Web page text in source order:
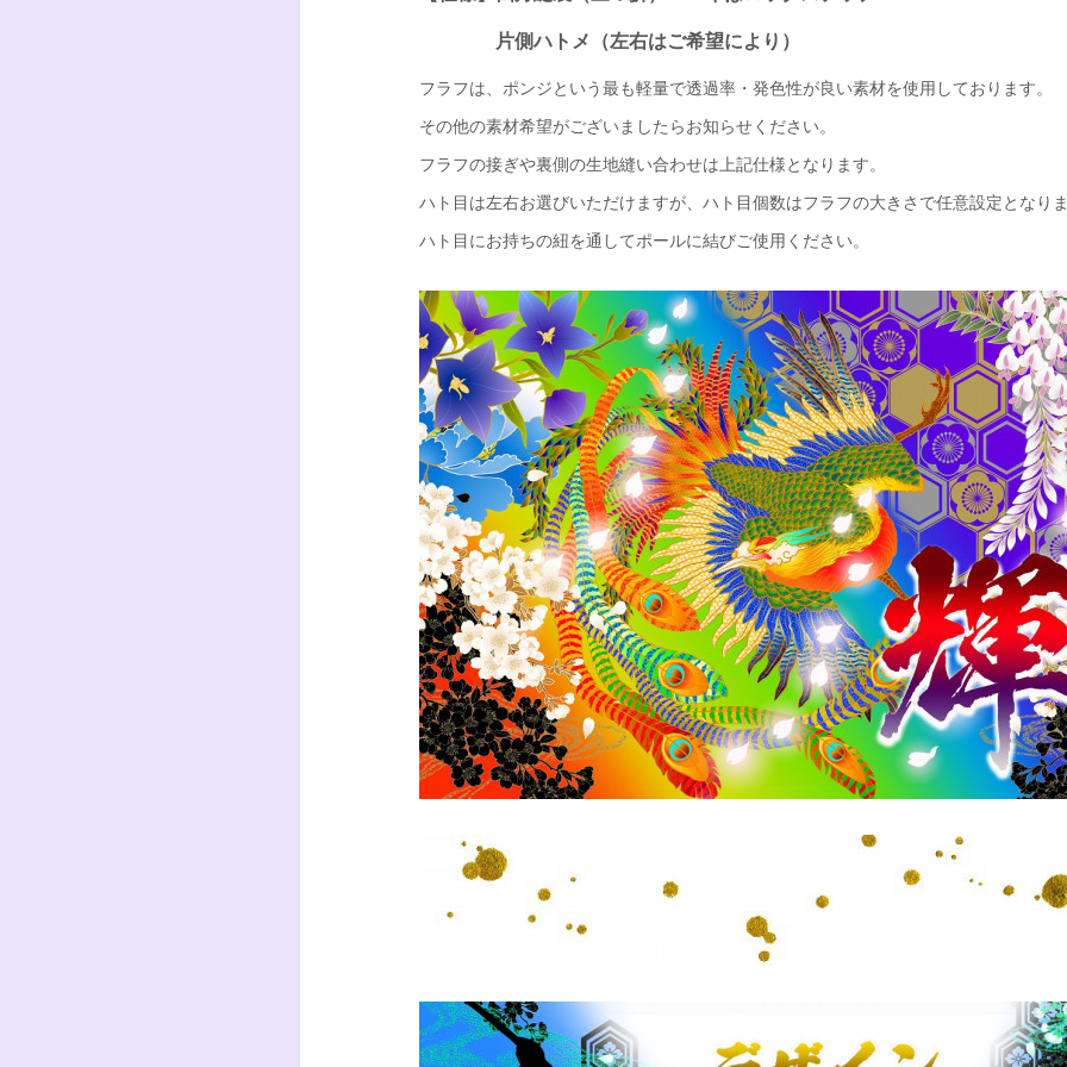
片側ハトメ（左右はご希望により）
フラフは、ポンジという最も軽量で透過率・発色性が良い素材を使用しております。
その他の素材希望がございましたらお知らせください。
フラフの接ぎや裏側の生地縫い合わせは上記仕様となります。
ハト目は左右お選びいただけますが、ハト目個数はフラフの大きさで任意設定となり
ハト目にお持ちの紐を通してポールに結びご使用ください。